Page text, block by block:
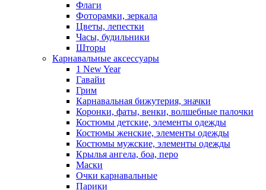
Флаги
Фоторамки, зеркала
Цветы, лепестки
Часы, будильники
Шторы
Карнавальные аксессуары
1 New Year
Гавайи
Грим
Карнавальная бижутерия, значки
Коронки, фаты, венки, волшебные палочки
Костюмы детские, элементы одежды
Костюмы женские, элементы одежды
Костюмы мужские, элементы одежды
Крылья ангела, боа, перо
Маски
Очки карнавальные
Парики